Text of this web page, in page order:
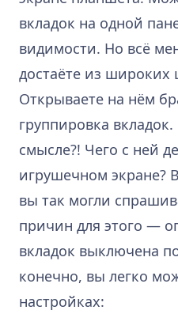
вкладок на одной
видимости. Но всё
достаёте из
Открываете на нём
группировка
смысле?! Чего с ней
игрушечном экране?
вы так могли
причин для этого —
вкладок выключена
конечно, вы легко
настройках: